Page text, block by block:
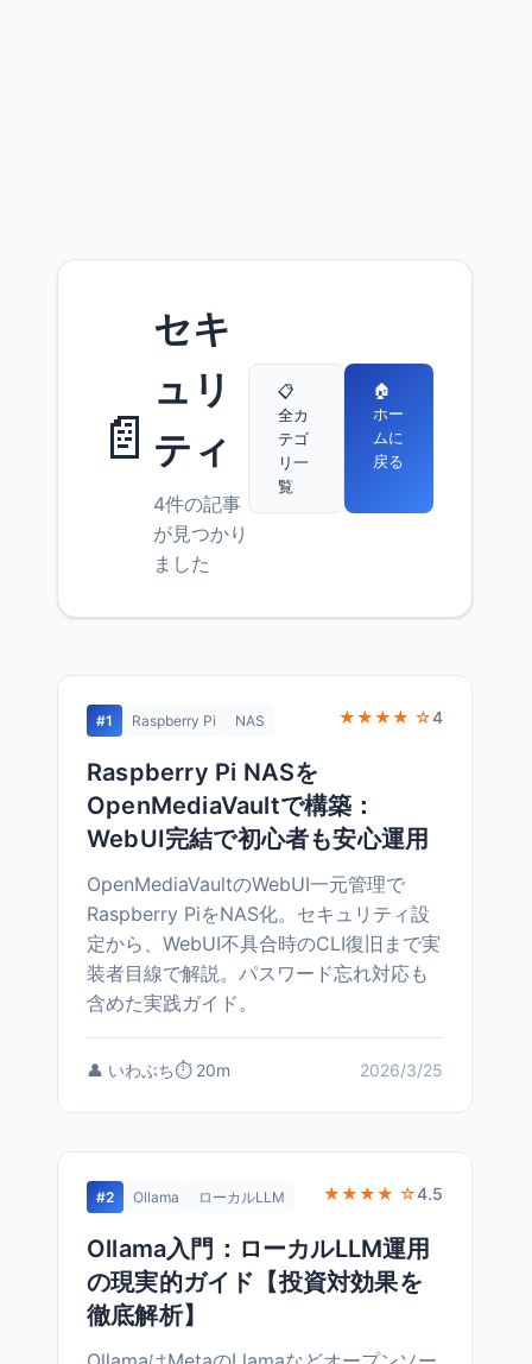
📄
セキ
ュリ
ティ
4件の記事
が見つかり
ました
📋
全カ
テゴ
リ一
覧
🏠
ホー
ムに
戻る
#1 Raspberry Pi NAS ★★★★ ☆4
Raspberry Pi NASを
OpenMediaVaultで構築：
WebUI完結で初心者も安心運用
OpenMediaVaultのWebUI一元管理で
Raspberry PiをNAS化。セキュリティ設
定から、WebUI不具合時のCLI復旧まで実
装者目線で解説。パスワード忘れ対応も
含めた実践ガイド。
👤 いわぶち⏱️ 20m 2026/3/25
#2 Ollama ローカルLLM ★★★★ ☆4.5
Ollama入門：ローカルLLM運用
の現実的ガイド【投資対効果を
徹底解析】